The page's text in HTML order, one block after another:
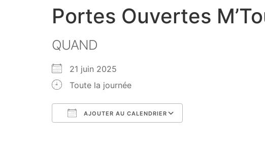
Portes Ouvertes
QUAND
21 juin 2025
Toute la journée
AJOUTER AU CALENDRIER